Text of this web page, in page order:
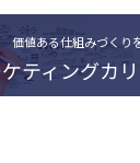
価値ある仕組みづくり
ティングカ